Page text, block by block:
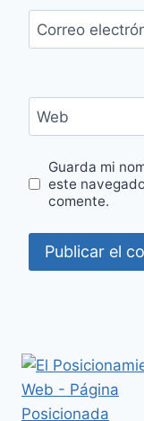
Correo
Web
Guarda mi
este
comente.